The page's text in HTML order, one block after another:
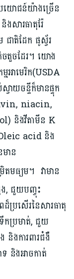
រយោជន៍យ៉ាងច្រើន
សារធាតុរ៉ែ
ាតិដែក ផូស្វ័រ
តួចដែរ។ យោង
អាមេរិក(USDA
យចន្ទីក៏មានផ្ទុក
niacin,
និងវីតាមីន K
acid និង
ាន
តមធ្យម។ វាមាន
, ជួយបញ្ចុះ
ប្រសើរនៃសារធាតុ
កប្រមាត់, ជួយ
និងការពារជំងឺ
និងអាចកាត់